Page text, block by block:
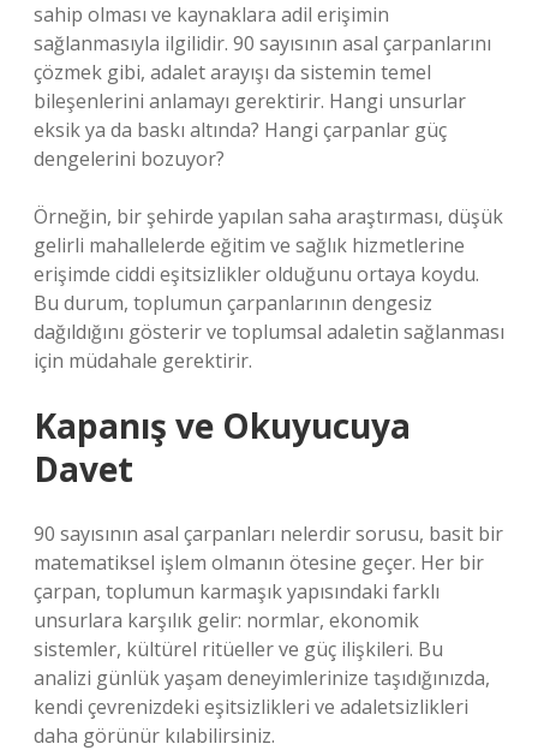
sahip olması ve kaynaklara adil erişimin
sağlanmasıyla ilgilidir. 90 sayısının asal çarpanlarını
çözmek gibi, adalet arayışı da sistemin temel
bileşenlerini anlamayı gerektirir. Hangi unsurlar
eksik ya da baskı altında? Hangi çarpanlar güç
dengelerini bozuyor?
Örneğin, bir şehirde yapılan saha araştırması, düşük
gelirli mahallelerde eğitim ve sağlık hizmetlerine
erişimde ciddi eşitsizlikler olduğunu ortaya koydu.
Bu durum, toplumun çarpanlarının dengesiz
dağıldığını gösterir ve toplumsal adaletin sağlanması
için müdahale gerektirir.
Kapanış ve Okuyucuya
Davet
90 sayısının asal çarpanları nelerdir sorusu, basit bir
matematiksel işlem olmanın ötesine geçer. Her bir
çarpan, toplumun karmaşık yapısındaki farklı
unsurlara karşılık gelir: normlar, ekonomik
sistemler, kültürel ritüeller ve güç ilişkileri. Bu
analizi günlük yaşam deneyimlerinize taşıdığınızda,
kendi çevrenizdeki eşitsizlikleri ve adaletsizlikleri
daha görünür kılabilirsiniz.